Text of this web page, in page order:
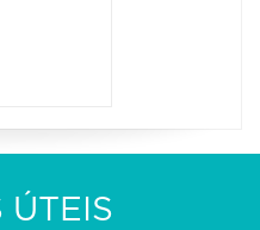
ÚTEIS